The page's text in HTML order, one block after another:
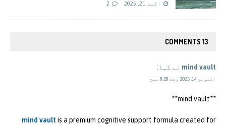
اگست 21, 2025 2
13 COMMENTS
mind vault نے کہا:
اکتوبر 14, 2025 وقت 8:28 صبح
**mind vault**
mind vaultis a premium cognitive support formula created for